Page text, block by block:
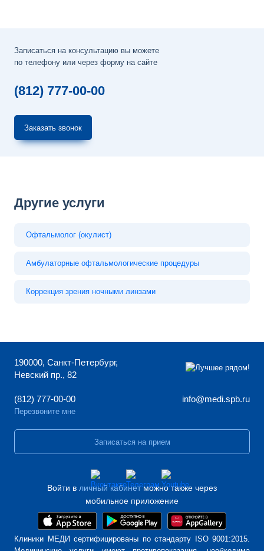
Записаться на консультацию вы можете
по телефону или через форму на сайте
(812) 777-00-00
Заказать звонок
Другие услуги
Офтальмолог (окулист)
Амбулаторные офтальмологические процедуры
Коррекция зрения ночными линзами
190000, Санкт-Петербург,
Невский пр., 82
(812) 777-00-00
Перезвоните мне
info@medi.spb.ru
Записаться на прием
Клиники МЕДИ сертифицированы по стандарту ISO 9001:2015.
Войти в личный кабинетможно также через
мобильное приложение